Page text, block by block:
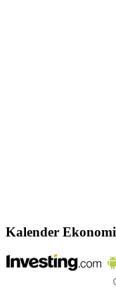
Kalender Ekonomi